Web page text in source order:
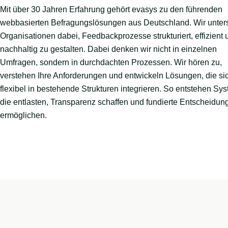
Mit über 30 Jahren Erfahrung gehört evasys zu den führenden
webbasierten Befragungslösungen aus Deutschland. Wir
Organisationen dabei, Feedbackprozesse strukturiert, effizient
nachhaltig zu gestalten. Dabei denken wir nicht in einzelnen
Umfragen, sondern in durchdachten Prozessen. Wir hören zu,
verstehen Ihre Anforderungen und entwickeln Lösungen, die
flexibel in bestehende Strukturen integrieren. So entstehen
die entlasten, Transparenz schaffen und fundierte
ermöglichen.